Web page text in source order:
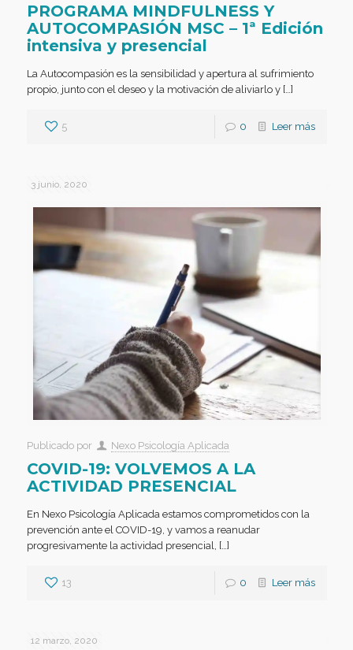
PROGRAMA MINDFULNESS Y
AUTOCOMPASIÓN MSC – 1ª Edición
intensiva y presencial
La Autocompasión es la sensibilidad y apertura al sufrimiento
propio, junto con el deseo y la motivación de aliviarlo y […]
5 0 Leer más
3 junio, 2020
Publicado por Nexo Psicología Aplicada
COVID-19: VOLVEMOS A LA
ACTIVIDAD PRESENCIAL
En Nexo Psicología Aplicada estamos comprometidos con la
prevención ante el COVID-19, y vamos a reanudar
progresivamente la actividad presencial, […]
13 0 Leer más
12 marzo, 2020